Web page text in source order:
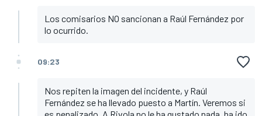
Los comisarios NO sancionan a Raúl Fernández por
lo ocurrido.
09:23
Nos repiten la imagen del incidente, y Raúl
Fernández se ha llevado puesto a Martín. Veremos si